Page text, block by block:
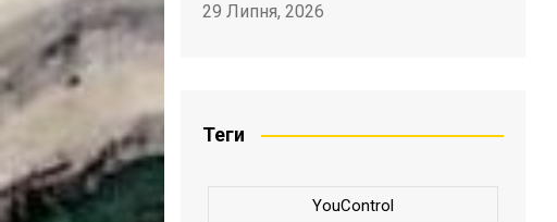
29 Липня, 2026
Теги
YouControl